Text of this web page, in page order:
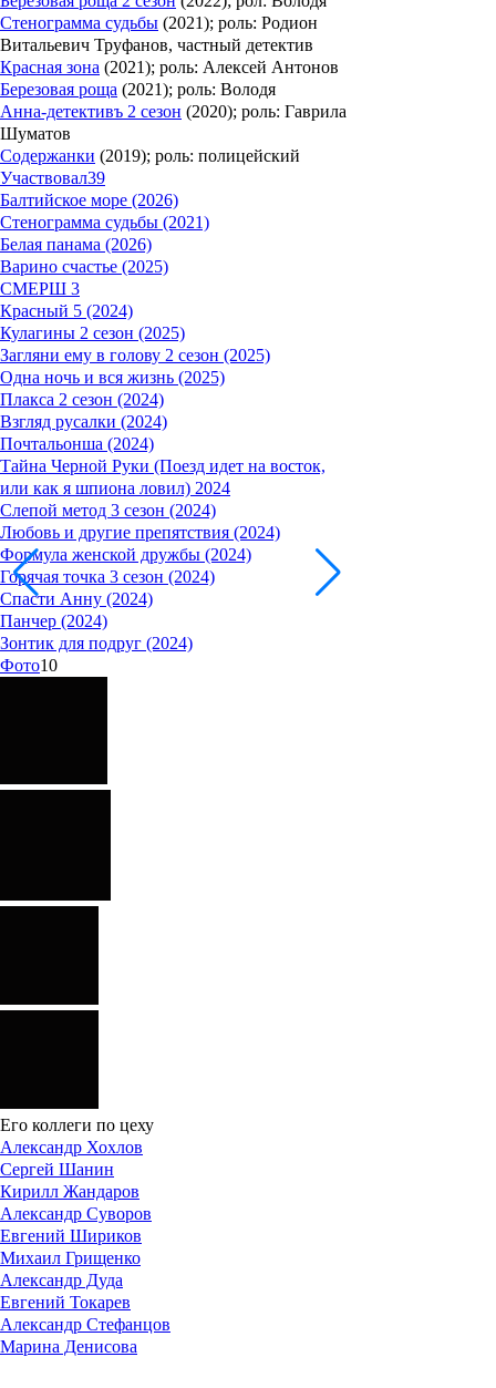
Стенограмма судьбы (2021); роль: Родион
Витальевич Труфанов, частный детектив
Красная зона (2021); роль: Алексей Антонов
Березовая роща (2021); роль: Володя
Анна-детективъ 2 сезон (2020); роль: Гаврила
Шуматов
Содержанки (2019); роль: полицейский
Участвовал39
Балтийское море (2026)
Стенограмма судьбы (2021)
Белая панама (2026)
Варино счастье (2025)
СМЕРШ 3
Красный 5 (2024)
Кулагины 2 сезон (2025)
Загляни ему в голову 2 сезон (2025)
Одна ночь и вся жизнь (2025)
Плакса 2 сезон (2024)
Взгляд русалки (2024)
Почтальонша (2024)
Тайна Черной Руки (Поезд идет на восток,
или как я шпиона ловил) 2024
Слепой метод 3 сезон (2024)
Любовь и другие препятствия (2024)
Формула женской дружбы (2024)
Горячая точка 3 сезон (2024)
Спасти Анну (2024)
Панчер (2024)
Зонтик для подруг (2024)
Фото10
Его коллеги по цеху
Александр Хохлов
Сергей Шанин
Кирилл Жандаров
Александр Суворов
Евгений Шириков
Михаил Грищенко
Александр Дудa
Евгений Токарев
Александр Стефанцов
Марина Денисова